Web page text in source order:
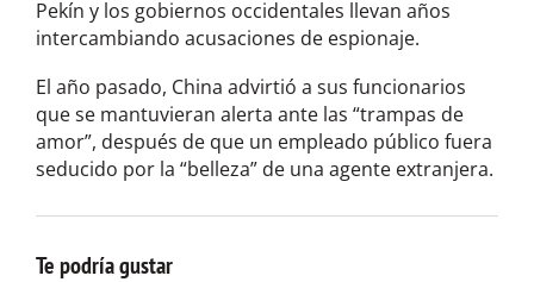
Pekín y los gobiernos occidentales llevan años
intercambiando acusaciones de espionaje.
El año pasado, China advirtió a sus funcionarios
que se mantuvieran alerta ante las “trampas de
amor”, después de que un empleado público fuera
seducido por la “belleza” de una agente extranjera.
Te podría gustar